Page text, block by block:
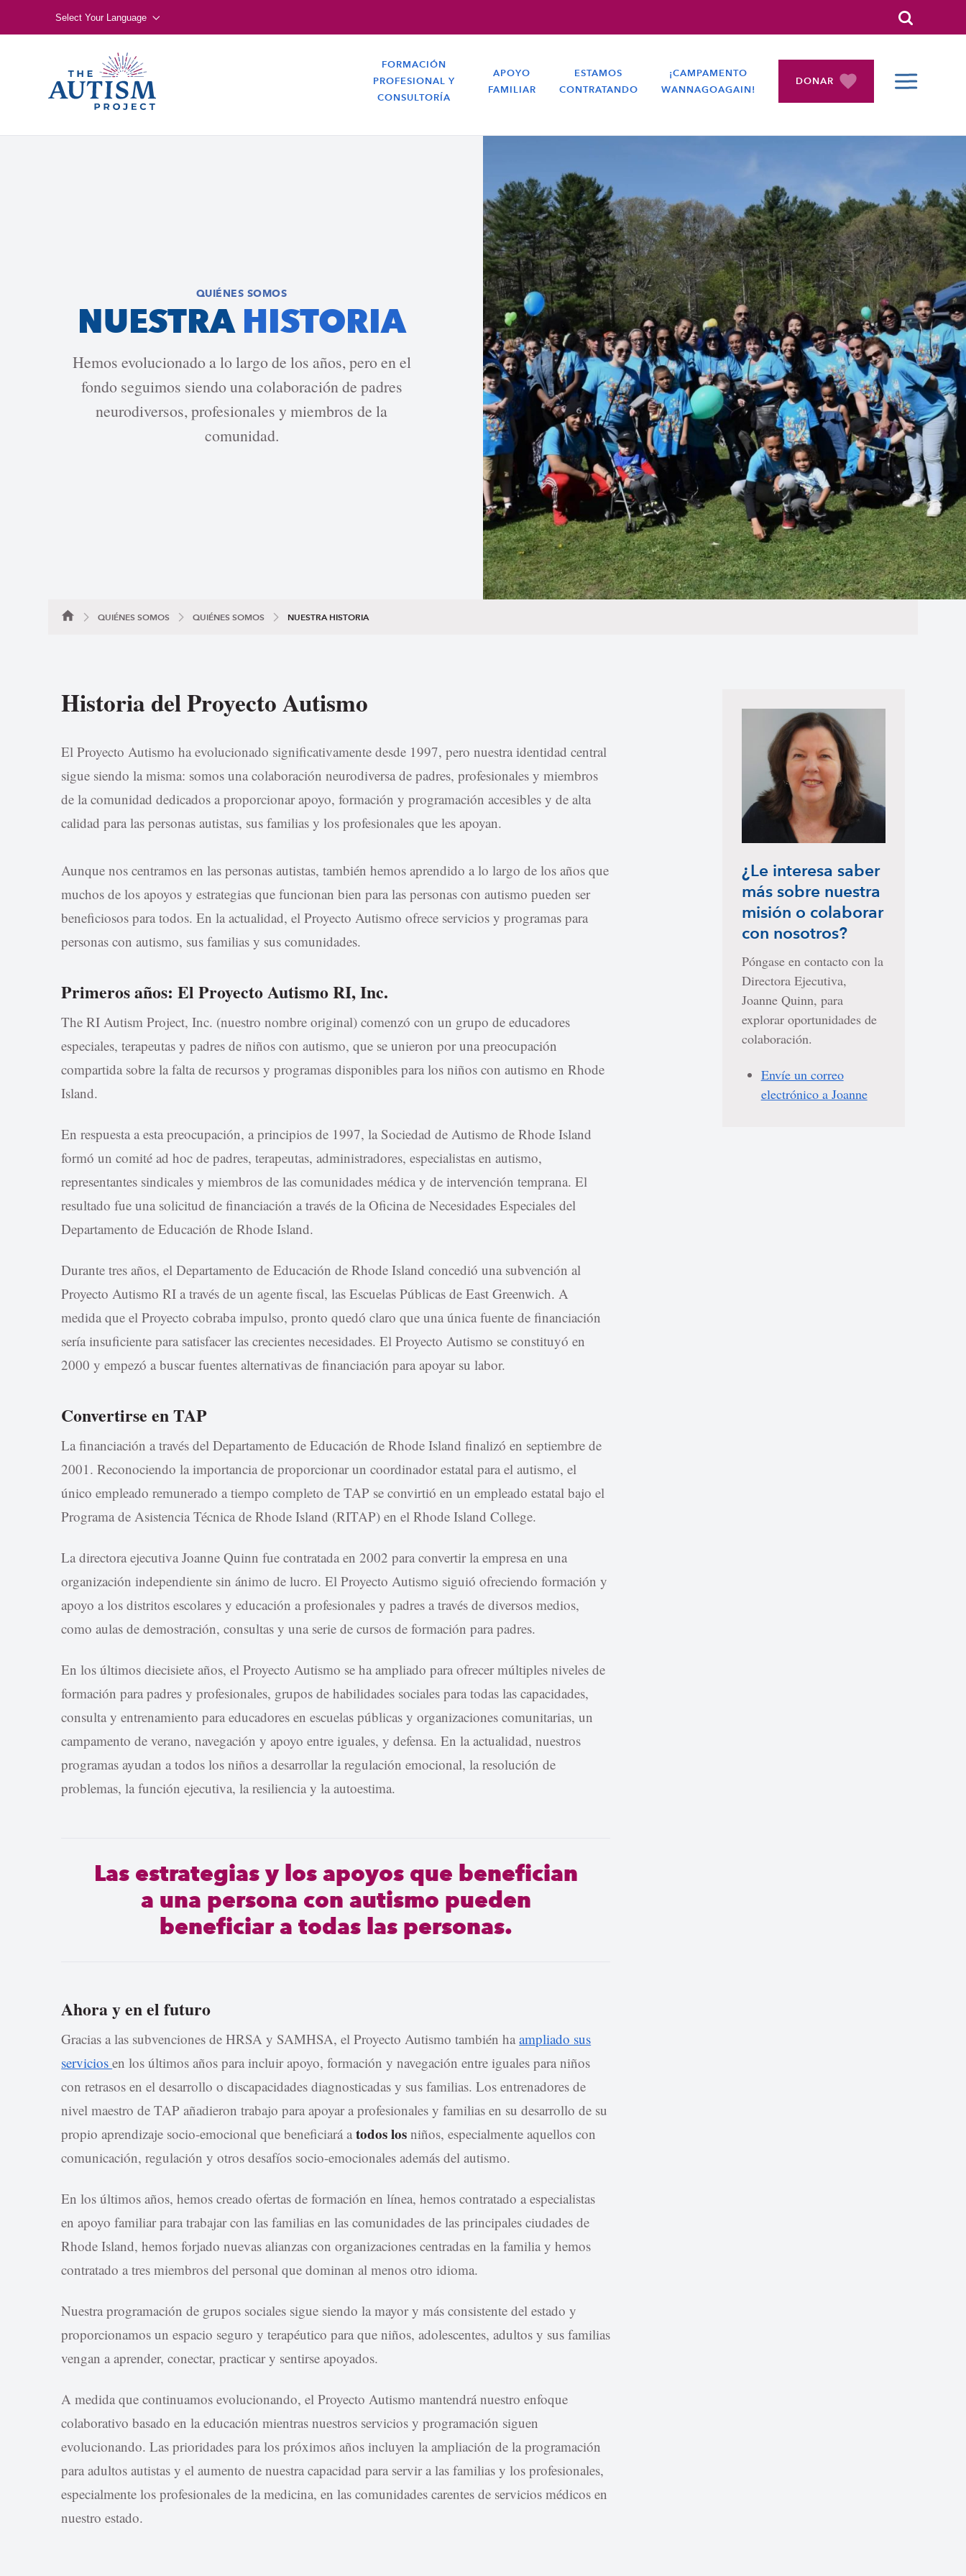
Select Your Language
Search
FORMACIÓN
PROFESIONAL Y
CONSULTORÍA
APOYO
FAMILIAR
ESTAMOS
CONTRATANDO
¡CAMPAMENTO
WANNAGOAGAIN!
DONAR
QUIÉNES SOMOS
NUESTRA HISTORIA
Hemos evolucionado a lo largo de los años, pero en el
fondo seguimos siendo una colaboración de padres
neurodiversos, profesionales y miembros de la
comunidad.
QUIÉNES SOMOS QUIÉNES SOMOS NUESTRA HISTORIA
Historia del Proyecto Autismo
El Proyecto Autismo ha evolucionado significativamente desde 1997, pero nuestra identidad central
sigue siendo la misma: somos una colaboración neurodiversa de padres, profesionales y miembros
de la comunidad dedicados a proporcionar apoyo, formación y programación accesibles y de alta
calidad para las personas autistas, sus familias y los profesionales que les apoyan.
Aunque nos centramos en las personas autistas, también hemos aprendido a lo largo de los años que
muchos de los apoyos y estrategias que funcionan bien para las personas con autismo pueden ser
beneficiosos para todos. En la actualidad, el Proyecto Autismo ofrece servicios y programas para
personas con autismo, sus familias y sus comunidades.
Primeros años: El Proyecto Autismo RI, Inc.
The RI Autism Project, Inc. (nuestro nombre original) comenzó con un grupo de educadores
especiales, terapeutas y padres de niños con autismo, que se unieron por una preocupación
compartida sobre la falta de recursos y programas disponibles para los niños con autismo en Rhode
Island.
En respuesta a esta preocupación, a principios de 1997, la Sociedad de Autismo de Rhode Island
formó un comité ad hoc de padres, terapeutas, administradores, especialistas en autismo,
representantes sindicales y miembros de las comunidades médica y de intervención temprana. El
resultado fue una solicitud de financiación a través de la Oficina de Necesidades Especiales del
Departamento de Educación de Rhode Island.
Durante tres años, el Departamento de Educación de Rhode Island concedió una subvención al
Proyecto Autismo RI a través de un agente fiscal, las Escuelas Públicas de East Greenwich. A
medida que el Proyecto cobraba impulso, pronto quedó claro que una única fuente de financiación
sería insuficiente para satisfacer las crecientes necesidades. El Proyecto Autismo se constituyó en
2000 y empezó a buscar fuentes alternativas de financiación para apoyar su labor.
Convertirse en TAP
La financiación a través del Departamento de Educación de Rhode Island finalizó en septiembre de
2001. Reconociendo la importancia de proporcionar un coordinador estatal para el autismo, el
único empleado remunerado a tiempo completo de TAP se convirtió en un empleado estatal bajo el
Programa de Asistencia Técnica de Rhode Island (RITAP) en el Rhode Island College.
La directora ejecutiva Joanne Quinn fue contratada en 2002 para convertir la empresa en una
organización independiente sin ánimo de lucro. El Proyecto Autismo siguió ofreciendo formación y
apoyo a los distritos escolares y educación a profesionales y padres a través de diversos medios,
como aulas de demostración, consultas y una serie de cursos de formación para padres.
En los últimos diecisiete años, el Proyecto Autismo se ha ampliado para ofrecer múltiples niveles de
formación para padres y profesionales, grupos de habilidades sociales para todas las capacidades,
consulta y entrenamiento para educadores en escuelas públicas y organizaciones comunitarias, un
campamento de verano, navegación y apoyo entre iguales, y defensa. En la actualidad, nuestros
programas ayudan a todos los niños a desarrollar la regulación emocional, la resolución de
problemas, la función ejecutiva, la resiliencia y la autoestima.
Las estrategias y los apoyos que benefician
a una persona con autismo pueden
beneficiar a todas las personas.
Ahora y en el futuro
Gracias a las subvenciones de HRSA y SAMHSA, el Proyecto Autismo también haampliado sus
serviciosen los últimos años para incluir apoyo, formación y navegación entre iguales para niños
con retrasos en el desarrollo o discapacidades diagnosticadas y sus familias. Los entrenadores de
nivel maestro de TAP añadieron trabajo para apoyar a profesionales y familias en su desarrollo de su
propio aprendizaje socio-emocional que beneficiará atodos los niños, especialmente aquellos con
comunicación, regulación y otros desafíos socio-emocionales además del autismo.
En los últimos años, hemos creado ofertas de formación en línea, hemos contratado a especialistas
en apoyo familiar para trabajar con las familias en las comunidades de las principales ciudades de
Rhode Island, hemos forjado nuevas alianzas con organizaciones centradas en la familia y hemos
contratado a tres miembros del personal que dominan al menos otro idioma.
Nuestra programación de grupos sociales sigue siendo la mayor y más consistente del estado y
proporcionamos un espacio seguro y terapéutico para que niños, adolescentes, adultos y sus familias
vengan a aprender, conectar, practicar y sentirse apoyados.
A medida que continuamos evolucionando, el Proyecto Autismo mantendrá nuestro enfoque
colaborativo basado en la educación mientras nuestros servicios y programación siguen
evolucionando. Las prioridades para los próximos años incluyen la ampliación de la programación
para adultos autistas y el aumento de nuestra capacidad para servir a las familias y los profesionales,
especialmente los profesionales de la medicina, en las comunidades carentes de servicios médicos en
nuestro estado.
¿Le interesa saber
más sobre nuestra
misión o colaborar
con nosotros?
Póngase en contacto con la
Directora Ejecutiva,
Joanne Quinn, para
explorar oportunidades de
colaboración.
Envíe un correo
electrónico a Joanne